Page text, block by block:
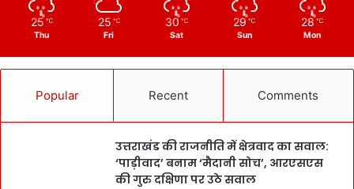
25 ℃
Thu
25 ℃
Fri
30 ℃
Sat
29 ℃
Sun
28 ℃
Mon
Popular Recent Comments
उत्तराखंड की राजनीति में क्षेत्रवाद का सवाल:
‘पाड़ीवाद’ बनाम ‘मैदानी सोच’, आरएसएस
की गुरु दक्षिणा पर उठे सवाल